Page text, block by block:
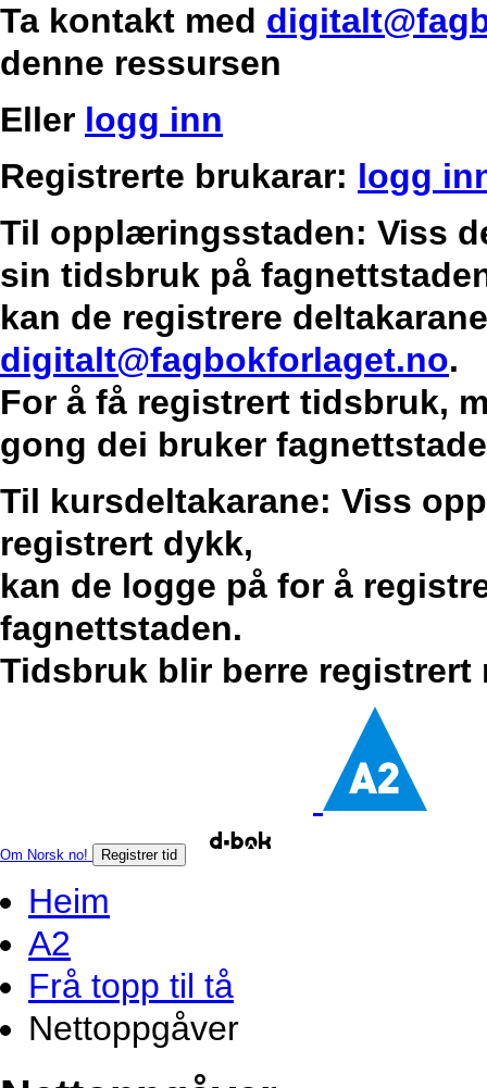
Ta kontakt med
denne ressursen
Eller logg inn
Registrerte brukarar: logg
Til opplæringsstaden: Viss
sin tidsbruk på
kan de registrere
digitalt@fagbokforlaget.no.
For å få registrert tidsbruk,
gong dei bruker
Til kursdeltakarane: Viss
registrert dykk,
kan de logge på for å
fagnettstaden.
Tidsbruk blir berre registrert
Om Norsk no! Registrer tid
Heim
A2
Frå topp til tå
Nettoppgåver